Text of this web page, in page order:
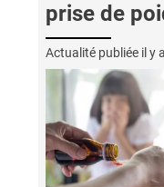
prise de
Actualité publiée il y a